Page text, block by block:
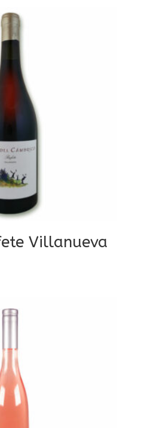
Villanueva